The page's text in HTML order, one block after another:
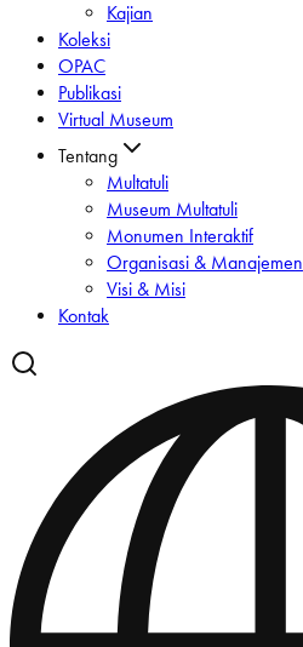
Kajian
Koleksi
OPAC
Publikasi
Virtual Museum
Tentang
Multatuli
Museum Multatuli
Monumen Interaktif
Organisasi & Manajemen
Visi & Misi
Kontak